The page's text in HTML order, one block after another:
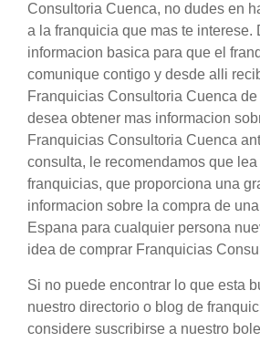
Consultoria Cuenca, no dudes en
a la franquicia que mas te interese.
informacion basica para que el
comunique contigo y desde alli
Franquicias Consultoria Cuenca
desea obtener mas informacion
Franquicias Consultoria Cuenca
consulta, le recomendamos que
franquicias, que proporciona una
informacion sobre la compra de
Espana para cualquier persona
idea de comprar Franquicias
Si no puede encontrar lo que esta
nuestro directorio o blog de
considere suscribirse a nuestro